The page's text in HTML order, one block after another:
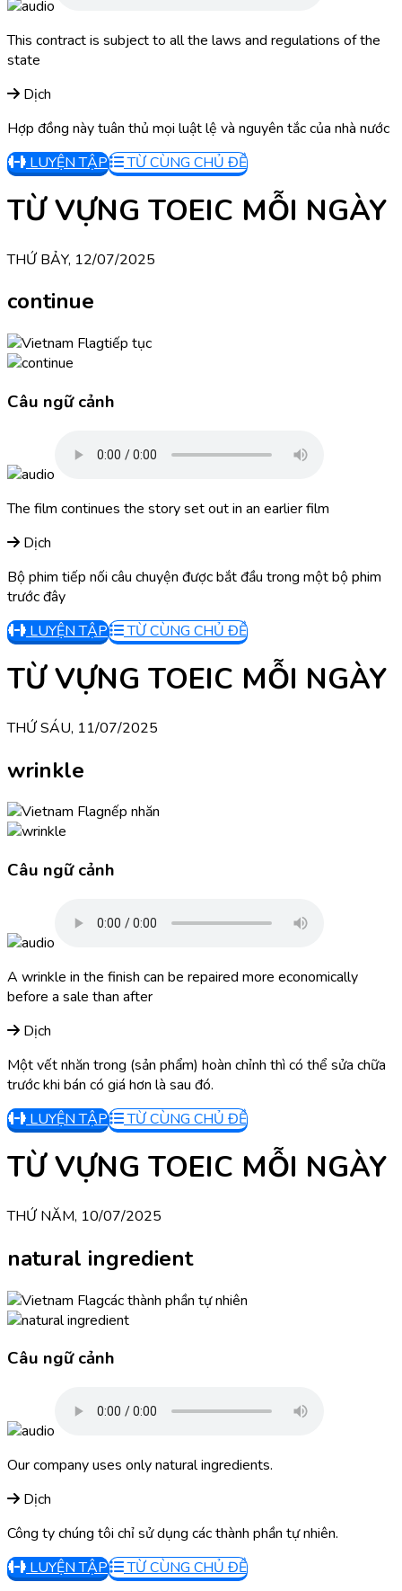
This contract is subject to all the laws and regulations of the
state
Dịch
Hợp đồng này tuân thủ mọi luật lệ và nguyên tắc của nhà nước
LUYỆN TẬP
TỪ CÙNG CHỦ ĐỀ
TỪ VỰNG TOEIC MỖI NGÀY
THỨ BẢY, 12/07/2025
continue
tiếp tục
Câu ngữ cảnh
The film continues the story set out in an earlier film
Dịch
Bộ phim tiếp nối câu chuyện được bắt đầu trong một bộ phim
trước đây
LUYỆN TẬP
TỪ CÙNG CHỦ ĐỀ
TỪ VỰNG TOEIC MỖI NGÀY
THỨ SÁU, 11/07/2025
wrinkle
nếp nhăn
Câu ngữ cảnh
A wrinkle in the finish can be repaired more economically
before a sale than after
Dịch
Một vết nhăn trong (sản phẩm) hoàn chỉnh thì có thể sửa chữa
trước khi bán có giá hơn là sau đó.
LUYỆN TẬP
TỪ CÙNG CHỦ ĐỀ
TỪ VỰNG TOEIC MỖI NGÀY
THỨ NĂM, 10/07/2025
natural ingredient
các thành phần tự nhiên
Câu ngữ cảnh
Our company uses only natural ingredients.
Dịch
Công ty chúng tôi chỉ sử dụng các thành phần tự nhiên.
LUYỆN TẬP
TỪ CÙNG CHỦ ĐỀ